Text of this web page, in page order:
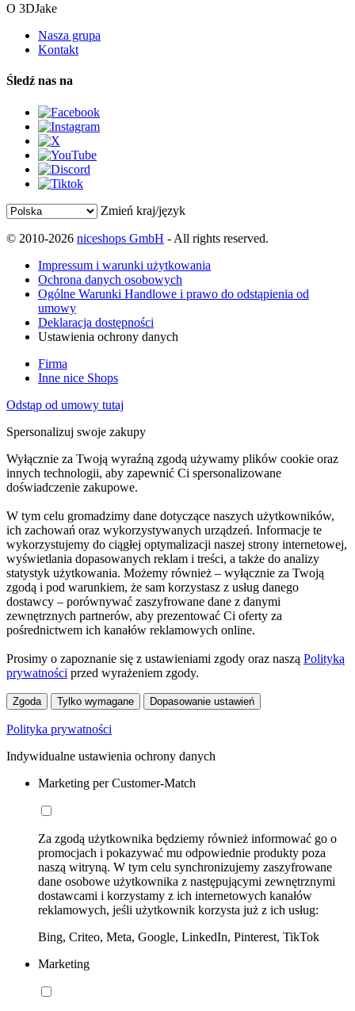
O 3DJake
Nasza grupa
Kontakt
Śledź nas na
Zmień kraj/język
© 2010-2026 niceshops GmbH - All rights reserved.
Impressum i warunki użytkowania
Ochrona danych osobowych
Ogólne Warunki Handlowe i prawo do odstąpienia od
umowy
Deklaracja dostępności
Ustawienia ochrony danych
Firma
Inne nice Shops
Odstąp od umowy tutaj
Spersonalizuj swoje zakupy
Wyłącznie za Twoją wyraźną zgodą używamy plików cookie oraz
innych technologii, aby zapewnić Ci spersonalizowane
doświadczenie zakupowe.
W tym celu gromadzimy dane dotyczące naszych użytkowników,
ich zachowań oraz wykorzystywanych urządzeń. Informacje te
wykorzystujemy do ciągłej optymalizacji naszej strony internetowej,
wyświetlania dopasowanych reklam i treści, a także do analizy
statystyk użytkowania. Możemy również – wyłącznie za Twoją
zgodą i pod warunkiem, że sam korzystasz z usług danego
dostawcy – porównywać zaszyfrowane dane z danymi
zewnętrznych partnerów, aby prezentować Ci oferty za
pośrednictwem ich kanałów reklamowych online.
Prosimy o zapoznanie się z ustawieniami zgody oraz naszą Polityką
prywatności przed wyrażeniem zgody.
Zgoda Tylko wymagane Dopasowanie ustawień
Polityka prywatności
Indywidualne ustawienia ochrony danych
Marketing per Customer-Match
Za zgodą użytkownika będziemy również informować go o
promocjach i pokazywać mu odpowiednie produkty poza
naszą witryną. W tym celu synchronizujemy zaszyfrowane
dane osobowe użytkownika z następującymi zewnętrznymi
dostawcami i korzystamy z ich internetowych kanałów
reklamowych, jeśli użytkownik korzysta już z ich usług:
Bing, Criteo, Meta, Google, LinkedIn, Pinterest, TikTok
Marketing